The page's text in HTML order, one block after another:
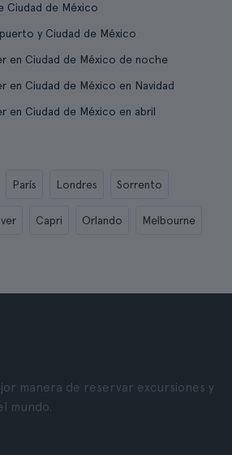
Ciudad de México
y Ciudad de México
en Ciudad de México de noche
en Ciudad de México en Navidad
en Ciudad de México en abril
París Londres Sorrento
Capri Orlando Melbourne
manera de reservar excursiones y
mundo.